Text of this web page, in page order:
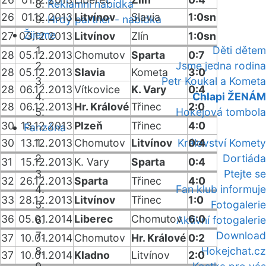
Reklamní nabídka
Hrdý partner - nabídka
Žijeme
Děti dětem
Jsme jedna rodina
Petr Koukal a Kometa
Chlapi ŽENÁM
Hokejová tombola
Fanzóna
Království Komety
Dortiáda
Ptejte se
Fan klub informuje
Fotogalerie
Aktivní fotogalerie
Download
Hokejchat.cz
26
01.12.2013 Litvínov Slavia
1:0sn
27 03.12.2013 Litvínov Zlín
1:0sn
28 05.12.2013 Chomutov Sparta
0:7
28 05.12.2013Slavia Kometa
3:0
28 06.12.2013Vítkovice K. Vary
0:4
28 06.12.2013 Hr. KrálovéTřinec
2:0
30 13.12.2013 Plzeň Třinec
4:0
30
13.12.2013 Chomutov Litvínov
0:4
31
15.12.2013 K. Vary Sparta
0:4
32 26.12.2013Sparta Třinec
4:0
33 28.12.2013 Litvínov Třinec
1:0
36 05.01.2014Liberec Chomutov 6:0
37
10.01.2014Chomutov Hr. Králové 0:2
37
10.01.2014Kladno Litvínov 2:0